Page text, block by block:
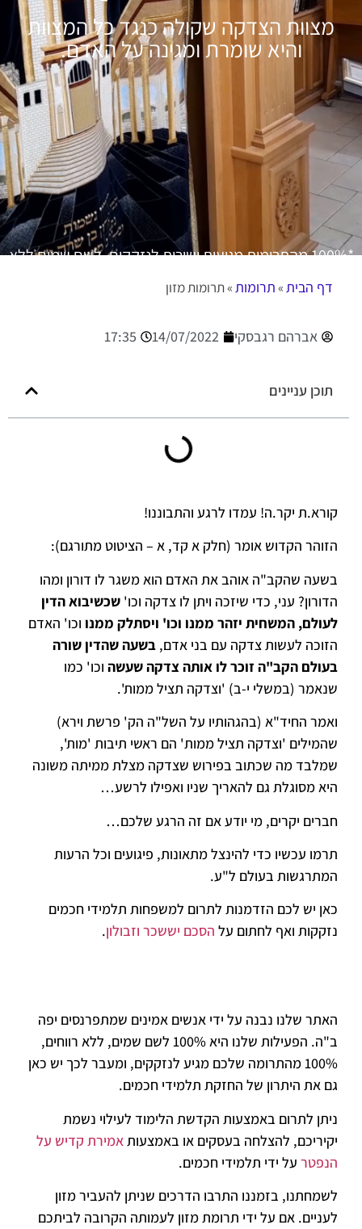
מצוות הצדקה שקולה כנגד כל המצוות
והיא שומרת ומגינה על האדם.
*100% מהתרומות מגיעות ישירות לנזקקים. לשם שמים ללא
דף הבית»תרומות»תרומות מזון
אברהם רגבסקי 14/07/2022
17:35
תוכן עניינים
קורא.ת יקר.ה! עמדו לרגע והתבוננו!
הזוהר הקדוש אומר (חלק א קד, א – הציטוט מתורגם):
בשעה שהקב"ה אוהב את האדם הוא משגר לו דורון ומהו
הדורון? עני, כדי שיזכה ויתן לו צדקה וכו'שכשיבוא הדין
לעולם, המשחית יזהר ממנו וכו' ויסתלק ממנווכו' האדם
הזוכה לעשות צדקה עם בני אדם,בשעה שהדין שורה
בעולם הקב"ה זוכר לו אותה צדקה שעשהוכו' כמו
שנאמר (במשלי י-ב) 'וצדקה תציל ממות'.
ואמר החיד"א (בהגהותיו על השל"ה הק' פרשת וירא)
שהמילים 'וצדקה תציל ממות' הם ראשי תיבות 'מות',
שמלבד מה שכתוב בפירוש שצדקה מצלת ממיתה משונה
היא מסוגלת גם להאריך שניו ואפילו לרשע…
חברים יקרים, מי יודע אם זה הרגע שלכם…
תרמו עכשיו כדי להינצל מתאונות, פיגועים וכל הרעות
המתרגשות בעולם ל"ע.
כאן יש לכם הזדמנות לתרום למשפחות תלמידי חכמים
נזקקות ואף לחתום עלהסכם יששכר וזבולון.
האתר שלנו נבנה על ידי אנשים אמינים שמתפרנסים יפה
ב"ה. הפעילות שלנו היא 100% לשם שמים, ללא רווחים,
100% מהתרומה שלכם מגיע לנזקקים, ומעבר לכך יש כאן
גם את היתרון של החזקת תלמידי חכמים.
ניתן לתרום באמצעות הקדשת הלימוד לעילוי נשמת
יקיריכם, להצלחה בעסקים או באמצעותאמירת קדיש על
הנפטרעל ידי תלמידי חכמים.
לשמחתנו, בזמננו התרבו הדרכים שניתן להעביר מזון
לעניים. אם על ידי תרומת מזון לעמותה הקרובה לביתכם